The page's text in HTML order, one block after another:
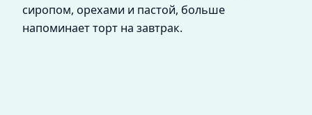
сиропом, орехами и пастой, больше
напоминает торт на завтрак.